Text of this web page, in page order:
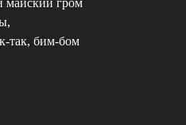
майский гром
так, бим-бом